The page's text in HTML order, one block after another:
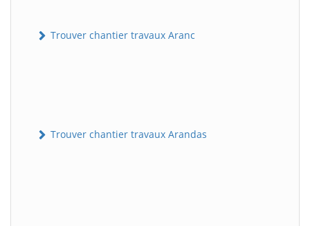
Trouver chantier travaux Aranc
Trouver chantier travaux Arandas